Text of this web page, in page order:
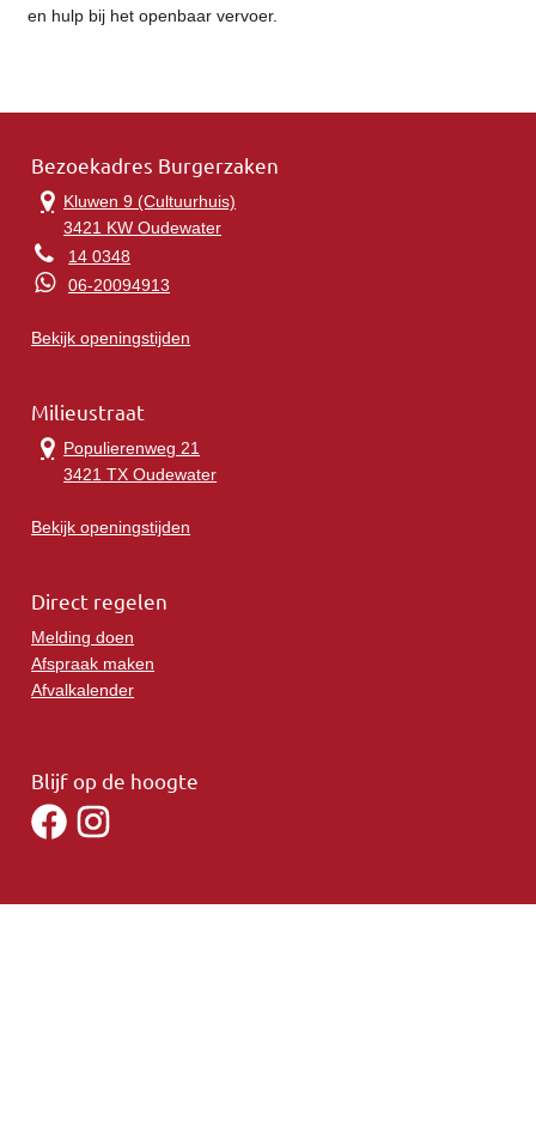
en hulp bij het openbaar vervoer.
Bezoekadres Burgerzaken
Kluwen 9 (Cultuurhuis)
3421 KW Oudewater
14 0348
06-20094913
Bekijk openingstijden
Milieustraat
Populierenweg 21
3421 TX Oudewater
Bekijk openingstijden
Direct regelen
Melding doen
Afspraak maken
Afvalkalender
Blijf op de hoogte